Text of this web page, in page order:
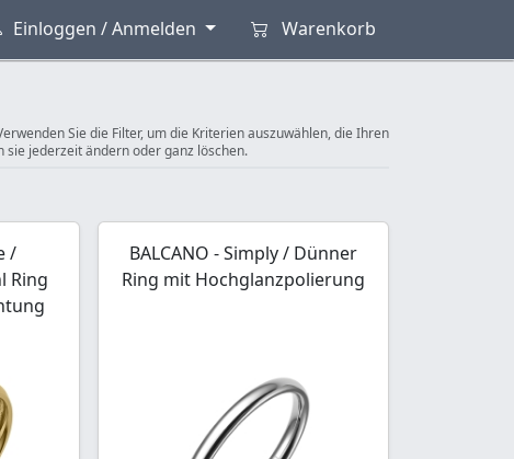
Einloggen / Anmelden Warenkorb
Sie die Filter, um die Kriterien auszuwählen, die Ihren
jederzeit ändern oder ganz löschen.
/
Ring
BALCANO - Simply / Dünner
Ring mit Hochglanzpolierung